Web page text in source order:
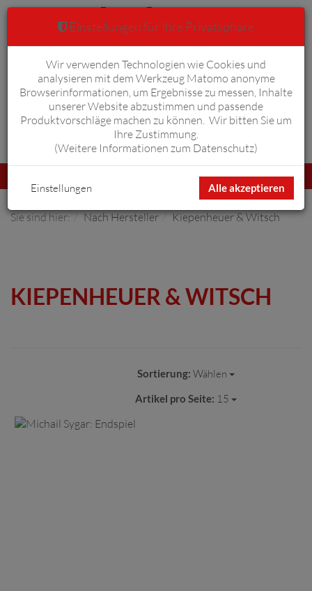
Anmelden Warenkorb 0
umschalten
Sie sind hier: Nach Hersteller Kiepenheuer & Witsch
KIEPENHEUER & WITSCH
Sortierung: Wählen
Artikel pro Seite: 15
Einstellungen für Ihre Privatsphäre
Wir verwenden Technologien wie Cookies und
analysieren mit dem Werkzeug Matomo anonyme
Browserinformationen, um Ergebnisse zu messen, Inhalte
unserer Website abzustimmen und passende
Produktvorschläge machen zu können. Wir bitten Sie um
Ihre Zustimmung.
(Weitere Informationen zum Datenschutz)
Alle akzeptieren
Einstellungen